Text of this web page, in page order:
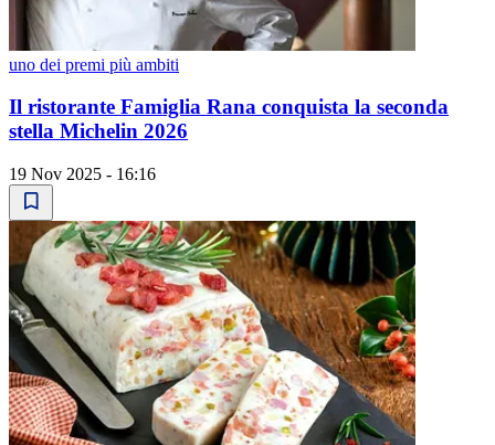
uno dei premi più ambiti
Il ristorante Famiglia Rana conquista la seconda
stella Michelin 2026
19 Nov 2025 - 16:16